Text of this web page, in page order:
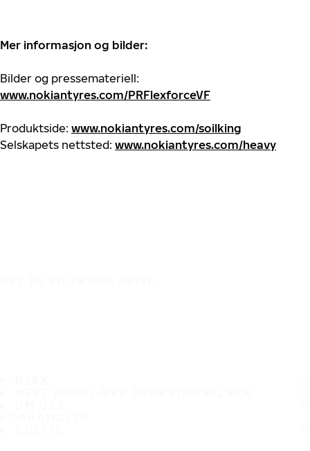
Mer informasjon og bilder:
Bilder og pressemateriell:
www.nokiantyres.com/PRFlexforceVF
Produktside: www.nokiantyres.com/soilking
Selskapets nettsted: www.nokiantyres.com/heavy